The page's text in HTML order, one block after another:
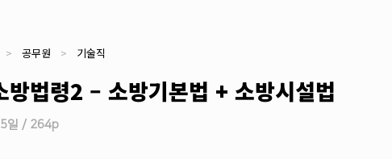
그래픽/디자인
어린이
한자어
> 공무원 > 기술직
방법령2 – 소방기본법 + 소방시설법
일 / 264p